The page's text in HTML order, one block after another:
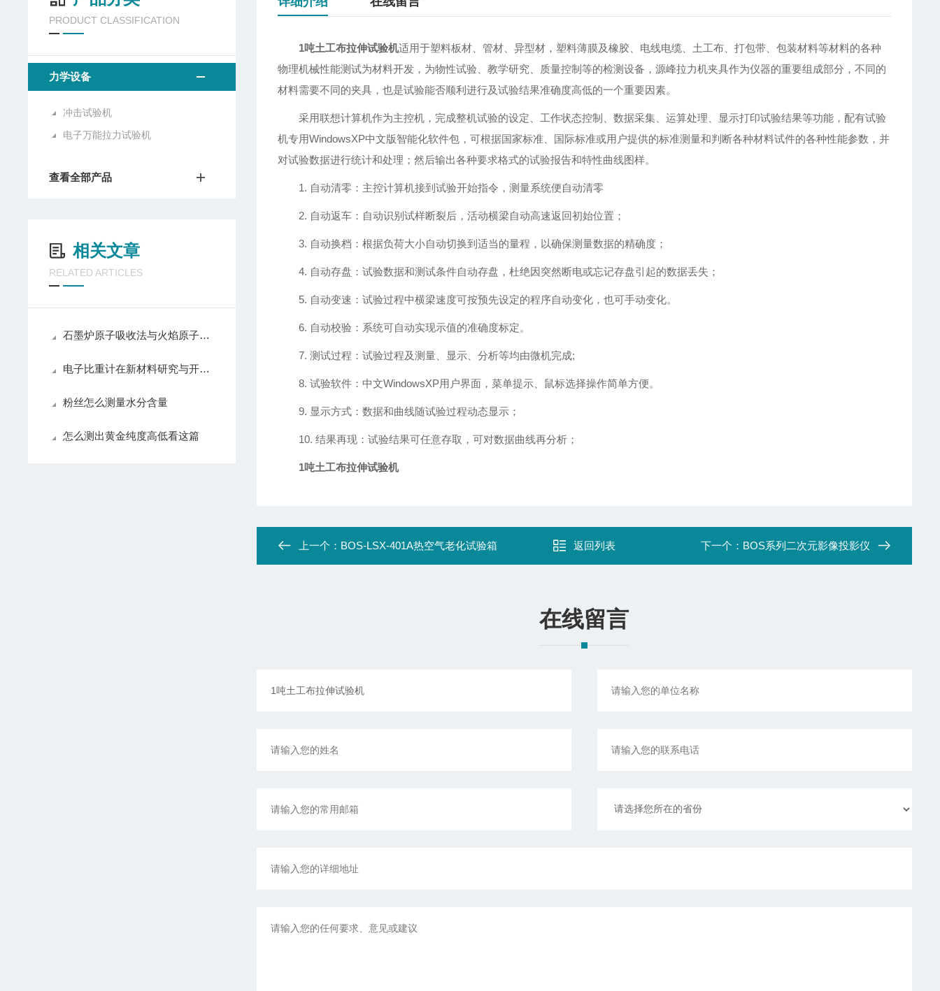
PRODUCT CLASSIFICATION
力学设备
冲击试验机
电子万能拉力试验机
查看全部产品
相关文章
RELATED ARTICLES
石墨炉原子吸收法与火焰原子吸收法的核心区别
电子比重计在新材料研究与开发中的应用
粉丝怎么测量水分含量
怎么测出黄金纯度高低看这篇
1吨土工布拉伸试验机适用于塑料板材、管材、异型材，塑料薄膜及橡胶、电线电缆、土工布、打包带、包装材料等材料的各种
物理机械性能测试为材料开发，为物性试验、教学研究、质量控制等的检测设备，源峰拉力机夹具作为仪器的重要组成部分，不同的
材料需要不同的夹具，也是试验能否顺利进行及试验结果准确度高低的一个重要因素。
采用联想计算机作为主控机，完成整机试验的设定、工作状态控制、数据采集、运算处理、显示打印试验结果等功能，配有试验
机专用WindowsXP中文版智能化软件包，可根据国家标准、国际标准或用户提供的标准测量和判断各种材料试件的各种性能参数，并
对试验数据进行统计和处理；然后输出各种要求格式的试验报告和特性曲线图样。
1. 自动清零：主控计算机接到试验开始指令，测量系统便自动清零
2. 自动返车：自动识别试样断裂后，活动横梁自动高速返回初始位置；
3. 自动换档：根据负荷大小自动切换到适当的量程，以确保测量数据的精确度；
4. 自动存盘：试验数据和测试条件自动存盘，杜绝因突然断电或忘记存盘引起的数据丢失；
5. 自动变速：试验过程中横梁速度可按预先设定的程序自动变化，也可手动变化。
6. 自动校验：系统可自动实现示值的准确度标定。
7. 测试过程：试验过程及测量、显示、分析等均由微机完成;
8. 试验软件：中文WindowsXP用户界面，菜单提示、鼠标选择操作简单方便。
9. 显示方式：数据和曲线随试验过程动态显示；
10. 结果再现：试验结果可任意存取，可对数据曲线再分析；
1吨土工布拉伸试验机
上一个： BOS-LSX-401A热空气老化试验箱 返回列表 下一个： BOS系列二次元影像投影仪
在线留言